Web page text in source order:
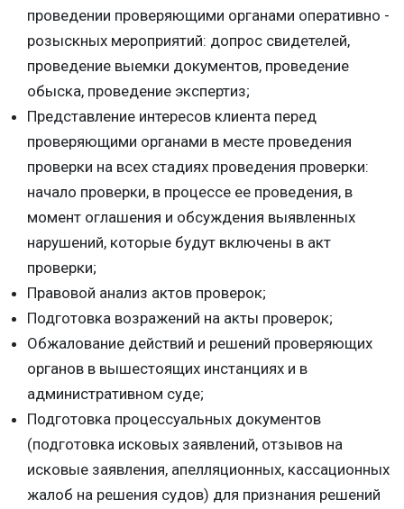
проведении проверяющими органами оперативно -
розыскных мероприятий: допрос свидетелей,
проведение выемки документов, проведение
обыска, проведение экспертиз;
Представление интересов клиента перед
проверяющими органами в месте проведения
проверки на всех стадиях проведения проверки:
начало проверки, в процессе ее проведения, в
момент оглашения и обсуждения выявленных
нарушений, которые будут включены в акт
проверки;
Правовой анализ актов проверок;
Подготовка возражений на акты проверок;
Обжалование действий и решений проверяющих
органов в вышестоящих инстанциях и в
административном суде;
Подготовка процессуальных документов
(подготовка исковых заявлений, отзывов на
исковые заявления, апелляционных, кассационных
жалоб на решения судов) для признания решений